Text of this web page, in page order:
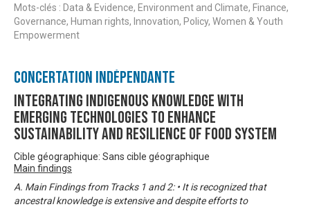
Mots-clés : Data & Evidence, Environment and Climate, Finance,
Governance, Human rights, Innovation, Policy, Women & Youth
Empowerment
Concertation Indépendante
Integrating Indigenous Knowledge with
Emerging Technologies to Enhance
Sustainability and Resilience of Food System
Cible géographique: Sans cible géographique
Main findings
A. Main Findings from Tracks 1 and 2: • It is recognized that
ancestral knowledge is extensive and despite efforts to